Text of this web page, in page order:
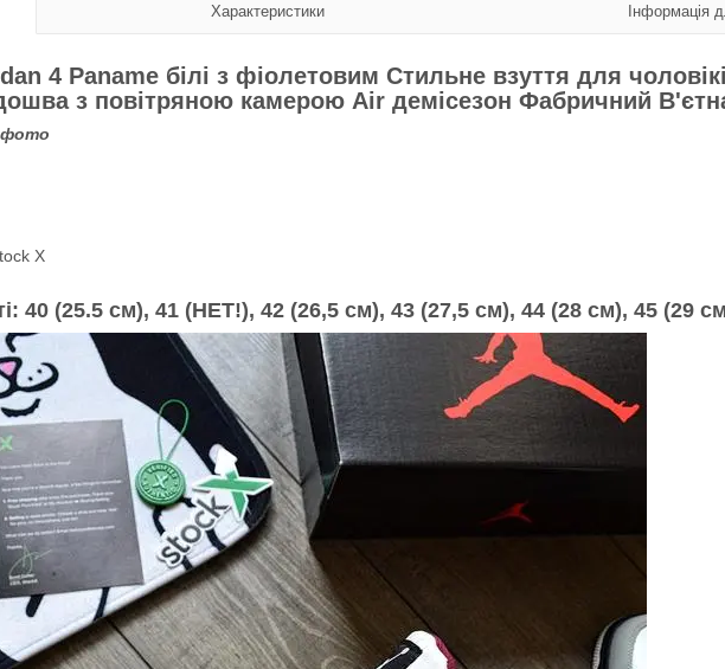
Характеристики Інформація
4 Paname білі з фіолетовим Стильне взуття для
з повітряною камерою Air демісезон Фабричний
фото
X
40 (25.5 см), 41 (НЕТ!), 42 (26,5 см), 43 (27,5 см), 44 (28 см), 45 (29